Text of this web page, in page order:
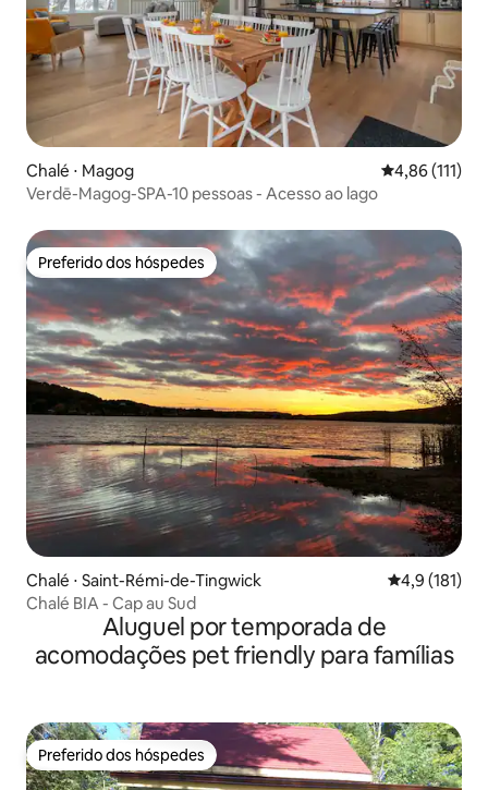
Chalé ⋅ Magog 4,86 de uma
4,86 (111)
Verdē-Magog-SPA-10 pessoas - Acesso ao lago
Preferido dos hóspedes
Preferido dos hóspedes
Chalé ⋅ Saint-Rémi-de-Tingwick 4,9 de uma
4,9 (181)
Chalé BIA - Cap au Sud
Aluguel por temporada de
acomodações pet friendly para famílias
Preferido dos hóspedes
Preferido dos hóspedes